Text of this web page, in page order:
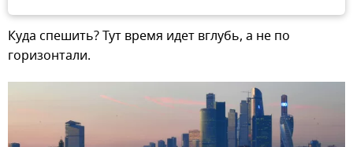
Куда спешить? Тут время идет вглубь, а не по
горизонтали.